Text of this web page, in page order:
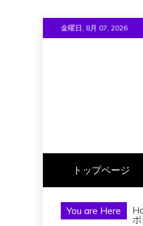
to
金曜日, 8月 07, 2026
トップページ
You are Here